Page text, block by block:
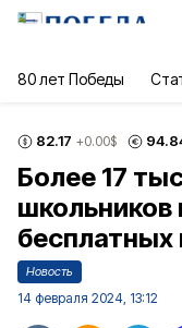
80 лет Победы
82.17 +0.00$
Более 17
школьников
бесплатных
Новость
14 февраля 2024, 13:12